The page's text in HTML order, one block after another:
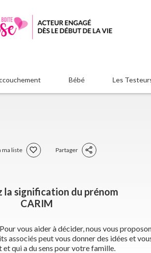
Bébé Les
ma liste Partager
la signification du prénom
CARIM
vous aider à décider, nous vous
peut vous donner des idées et
et qui a du sens pour votre famille.